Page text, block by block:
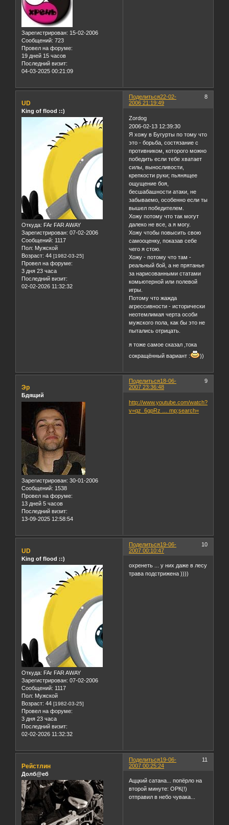
Зарегистрирован: 15-02-2006
Сообщений: 723
Провел на форуме:
19 дней 15 часов
Последний визит:
04-03-2025 00:21:09
Поделиться 8
22-02-
2006 21:19:49
UD
King of flood ::)
Откуда: FAr FAR AWAY
Зарегистрирован: 07-02-2006
Сообщений: 1117
Пол: Мужской
Возраст: 44 [1982-03-25]
Провел на форуме:
3 дня 23 часа
Последний визит:
02-02-2026 11:32:32
Zordog
2006-02-13 12:39:30
Я хожу в Бугурты по тому что
это - борьба, состязание с
противником, которого можно
победить если тебе хватает
силы, выносливости,
крепкости руки; пьянящее
ощущение боя,
бесшабашности атаки, не
забываемо, особенно если ты
вышел победителем.
Хожу потому что так могут
далеко не все, а я могу.
Хожу чтобы повысить свою
самооценку, показав себе
чего я стою.
Хожу - потому что там -
реальный бой, а не прятанье
за нарисованными статами
комьютерной или полевой
игры.
Потому что жажда
агрессивности - исторически
неотемлимая черта особи
мужского пола, как бы это не
пытались отрицать.
я тоже самое сказал ,тока
сокращённый вариант :
))
Поделиться 9
18-06-
2007 23:36:48
Эр
Бдящий
Зарегистрирован: 30-01-2006
Сообщений: 1538
Провел на форуме:
13 дней 5 часов
Последний визит:
13-09-2025 12:58:54
http://www.youtube.com/watch?
v=qz_6gpRz … mp;search=
Поделиться 10
19-06-
2007 00:10:47
UD
King of flood ::)
Откуда: FAr FAR AWAY
Зарегистрирован: 07-02-2006
Сообщений: 1117
Пол: Мужской
Возраст: 44 [1982-03-25]
Провел на форуме:
3 дня 23 часа
Последний визит:
02-02-2026 11:32:32
охренеть ... у них даже в лесу
трава подстрижена ))))
Поделиться 11
19-06-
2007 00:25:24
Рейстлин
Долб@еб
Аццкий сатана... попёрло на
второй минуте: ОРК(!)
отправил в небо чувака...